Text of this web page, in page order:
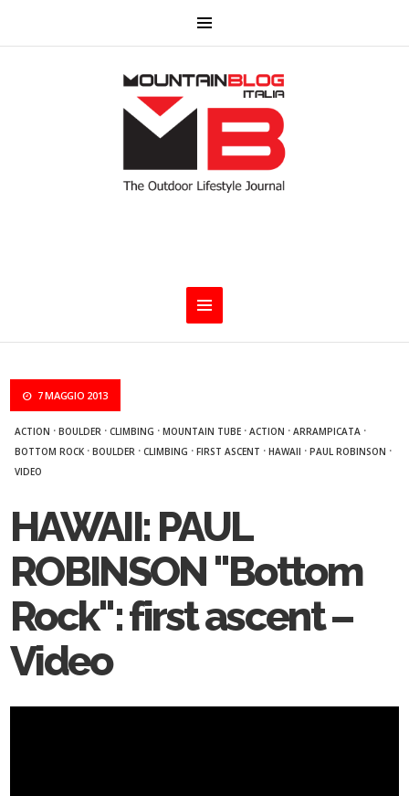
7 MAGGIO 2013
ACTION ·BOULDER ·CLIMBING ·MOUNTAIN TUBE ·ACTION ·ARRAMPICATA ·
BOTTOM ROCK ·BOULDER ·CLIMBING ·FIRST ASCENT ·HAWAII ·PAUL ROBINSON ·
VIDEO
HAWAII: PAUL
ROBINSON "Bottom
Rock": first ascent –
Video